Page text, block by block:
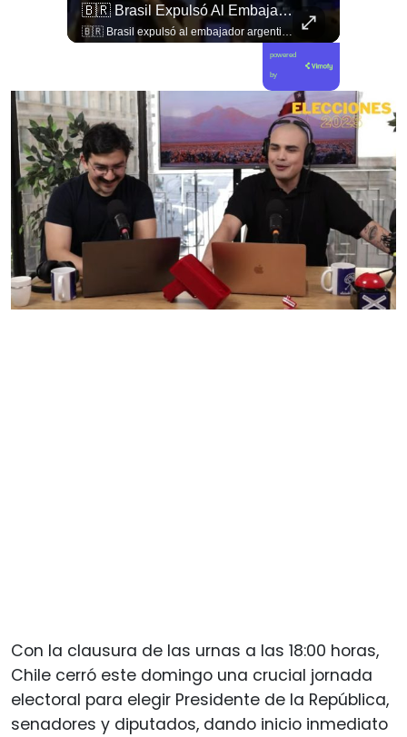
🇧🇷 Brasil Expulsó Al Embajador Argentino Daniel Raimondi En Brasilia Tras Los Constantes Insultos De Javier Milei A Lula Da Silva, Dejando El Vínculo Diplomático...
🇧🇷 Brasil expulsó al embajador argentino Daniel Raimondi en Brasilia tras los constantes insultos de Javier Milei a Lula da Silva, dejando el vínculo diplomático reducido a encargados de negocios. 🇦🇷 📲 Conoce todos los detalles del quiebre diplomático en elciudadano.com.
powered
by
Con la clausura de las urnas a las 18:00 horas,
Chile cerró este domingo una crucial jornada
electoral para elegir Presidente de la República,
senadores y diputados, dando inicio inmediato